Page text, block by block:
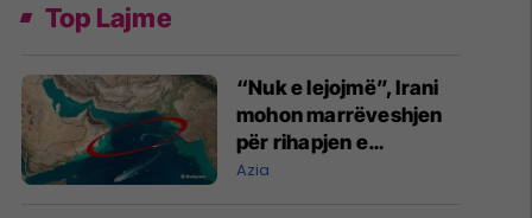
Top Lajme
“Nuk e lejojmë”, Irani
mohon marrëveshjen
për rihapjen e
Ngushticës së
Azia